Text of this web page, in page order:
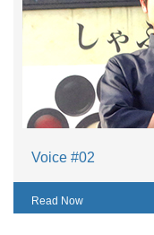
Voice #02
Read Now